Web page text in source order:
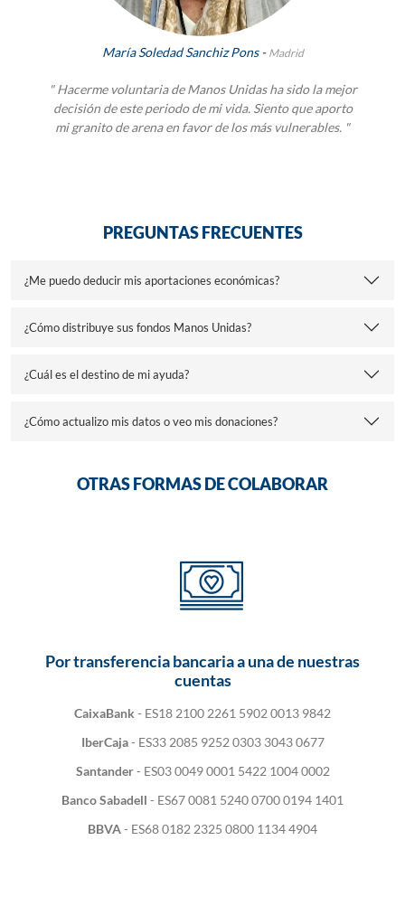
María Soledad Sanchiz Pons - Madrid
" Hacerme voluntaria de Manos Unidas ha sido la mejor
decisión de este periodo de mi vida. Siento que aporto
mi granito de arena en favor de los más vulnerables. "
PREGUNTAS FRECUENTES
¿Me puedo deducir mis aportaciones económicas?
¿Cómo distribuye sus fondos Manos Unidas?
¿Cuál es el destino de mi ayuda?
¿Cómo actualizo mis datos o veo mis donaciones?
OTRAS FORMAS DE COLABORAR
Por transferencia bancaria a una de nuestras
cuentas
CaixaBank - ES18 2100 2261 5902 0013 9842
IberCaja- ES33 2085 9252 0303 3043 0677
Santander- ES03 0049 0001 5422 1004 0002
Banco Sabadell - ES67 0081 5240 0700 0194 1401
BBVA- ES68 0182 2325 0800 1134 4904